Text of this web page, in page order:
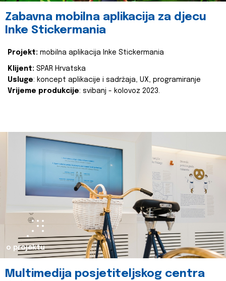
Zabavna mobilna aplikacija za djecu
Inke Stickermania
Projekt: mobilna aplikacija Inke Stickermania
Klijent: SPAR Hrvatska
Usluge: koncept aplikacije i sadržaja, UX, programiranje
Vrijeme produkcije: svibanj - kolovoz 2023.
o projektu
Multimedija posjetiteljskog centra